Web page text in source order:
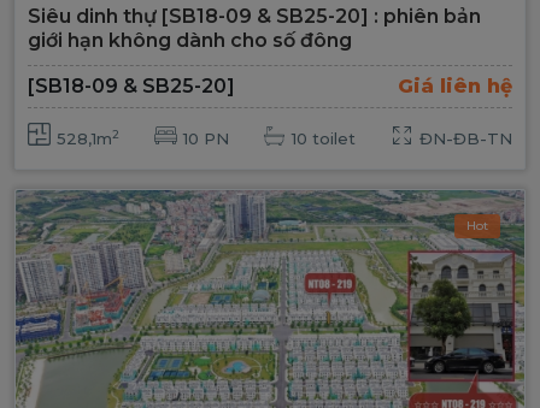
Siêu dinh thự [SB18-09 & SB25-20] : phiên bản
giới hạn không dành cho số đông
[SB18-09 & SB25-20]
Giá liên hệ
528,1m2 10 PN 10 toilet ĐN-ĐB-TN
Hot